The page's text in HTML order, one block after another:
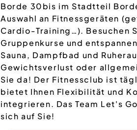
Borde 30bis im Stadtteil
Auswahl an Fitnessgeräten
Cardio-Training…). Besuchen
Gruppenkurse und
Sauna, Dampfbad und
Gewichtsverlust oder
Sie da! Der Fitnessclub ist
bietet Ihnen Flexibilität und
integrieren. Das Team Let's
sich auf Sie!